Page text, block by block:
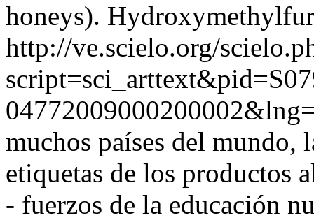
honeys).
http://ve.scielo.org/
muchos países del mundo,
etiquetas de los productos
- fuerzos de la educación